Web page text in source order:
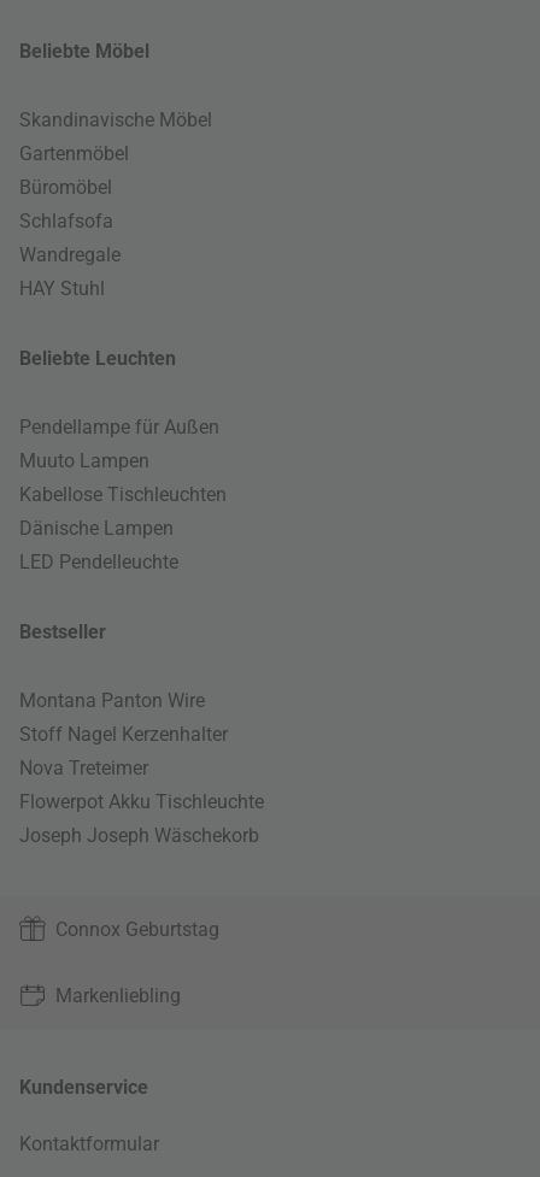
Beliebte Möbel
Skandinavische Möbel
Gartenmöbel
Büromöbel
Schlafsofa
Wandregale
HAY Stuhl
Beliebte Leuchten
Pendellampe für Außen
Muuto Lampen
Kabellose Tischleuchten
Dänische Lampen
LED Pendelleuchte
Bestseller
Montana Panton Wire
Stoff Nagel Kerzenhalter
Nova Treteimer
Flowerpot Akku Tischleuchte
Joseph Joseph Wäschekorb
Connox Geburtstag
Markenliebling
Kundenservice
Kontaktformular